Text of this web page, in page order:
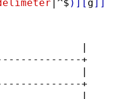
|^$ )][ g]]
|
+
|
+
|